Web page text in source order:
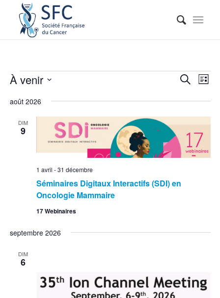
vues
Recherche
de
Liste
À venir
une
août 2026
DIM
9
Séminaires Digitaux Interactifs (SDI) en
Oncologie Mammaire
1 avril -31 décembre
17 Webinaires
septembre 2026
DIM
6